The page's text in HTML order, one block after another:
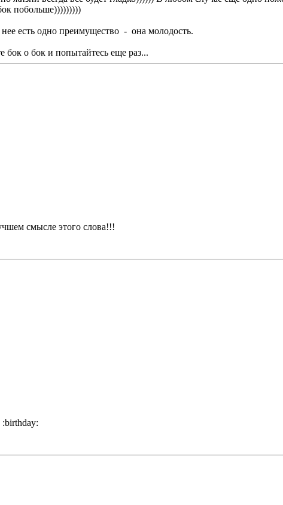
побольше)))))))))
есть одно преимущество - она молодость.
о бок и попытайтесь еще раз...
смысле этого слова!!!